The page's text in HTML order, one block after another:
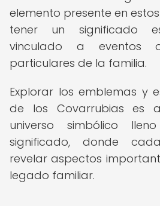
elemento presente en
tener un significado
vinculado a eventos
particulares de la familia.
Explorar los emblemas y
de los Covarrubias es
universo simbólico
significado, donde
revelar aspectos
legado familiar.